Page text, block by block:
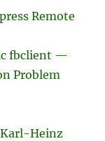
Remote
fbclient —
Problem
Heinz